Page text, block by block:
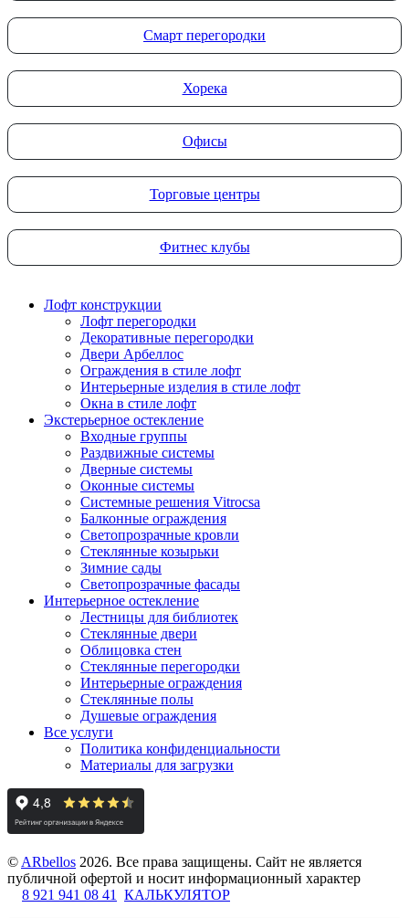
Смарт перегородки
Хорека
Офисы
Торговые центры
Фитнес клубы
Лофт конструкции
Лофт перегородки
Декоративные перегородки
Двери Арбеллос
Ограждения в стиле лофт
Интерьерные изделия в стиле лофт
Окна в стиле лофт
Экстерьерное остекление
Входные группы
Раздвижные системы
Дверные системы
Оконные системы
Системные решения Vitrocsa
Балконные ограждения
Светопрозрачные кровли
Стеклянные козырьки
Зимние сады
Светопрозрачные фасады
Интерьерное остекление
Лестницы для библиотек
Стеклянные двери
Облицовка стен
Стеклянные перегородки
Интерьерные ограждения
Стеклянные полы
Душевые ограждения
Все услуги
Политика конфиденциальности
Материалы для загрузки
© ARbellos 2026. Все права защищены. Сайт не является
публичной офертой и носит информационный характер
8 921 941 08 41
КАЛЬКУЛЯТОР